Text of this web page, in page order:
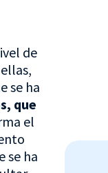
de
se ha
que
el
se ha